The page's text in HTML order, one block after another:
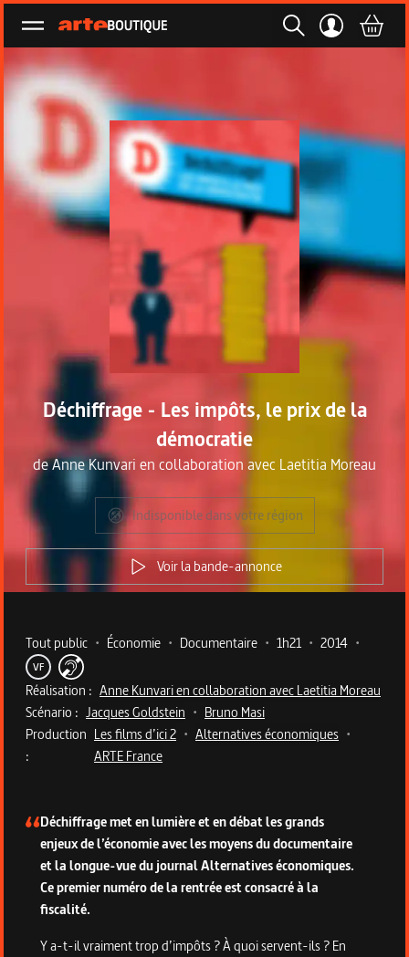
Ouvrir le menu
Déchiffrage - Les impôts, le prix de la
démocratie
deAnne Kunvari en collaboration avec Laetitia Moreau
Indisponible dans votre région
Voir la bande-annonce
Metadata du programme
Tout public • Économie • Documentaire • 1h21 • 2014 •
VF
Réalisation : Anne Kunvari en collaboration avec Laetitia Moreau
Scénario : Jacques Goldstein • Bruno Masi
Production
:
Les films d’ici 2 • Alternatives économiques •
ARTE France
Déchiffrage met en lumière et en débat les grands
enjeux de l’économie avec les moyens du documentaire
et la longue-vue du journal Alternatives économiques.
Ce premier numéro de la rentrée est consacré à la
fiscalité.
Y a-t-il vraiment trop d’impôts ? À quoi servent-ils ? En